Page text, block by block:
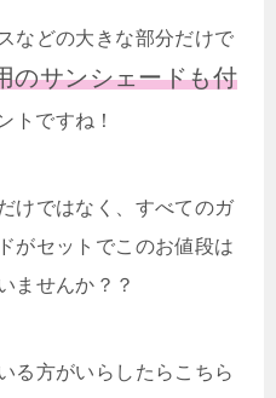
などの大きな部分だけで
のサンシェードも付
トですね！
けではなく、すべてのガ
がセットでこのお値段は
ませんか？？
る方がいらしたらこちら